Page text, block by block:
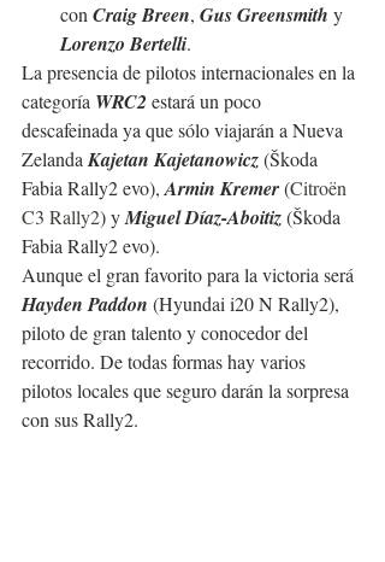
con Craig Breen, Gus Greensmith y
Lorenzo Bertelli.
La presencia de pilotos internacionales en la
categoría WRC2 estará un poco
descafeinada ya que sólo viajarán a Nueva
Zelanda Kajetan Kajetanowicz (Škoda
Fabia Rally2 evo), Armin Kremer (Citroën
C3 Rally2) y Miguel Díaz-Aboitiz (Škoda
Fabia Rally2 evo).
Aunque el gran favorito para la victoria será
Hayden Paddon (Hyundai i20 N Rally2),
piloto de gran talento y conocedor del
recorrido. De todas formas hay varios
pilotos locales que seguro darán la sorpresa
con sus Rally2.